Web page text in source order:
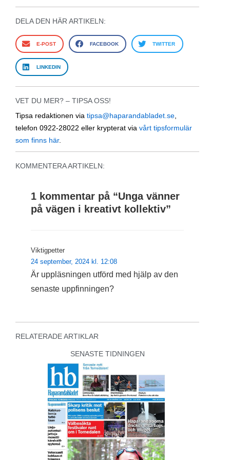
DELA DEN HÄR ARTIKELN:
E-POST FACEBOOK TWITTER
LINKEDIN
VET DU MER? – TIPSA OSS!
Tipsa redaktionen via tipsa@haparandabladet.se
telefon 0922-28022 eller krypterat via vårt tipsformulär
som finns här.
KOMMENTERA ARTIKELN:
1 kommentar på “Unga vänner
på vägen i kreativt kollektiv”
Viktigpetter
24 september, 2024 kl. 12:08
Är uppläsningen utförd med hjälp av den
senaste uppfinningen?
RELATERADE ARTIKLAR
SENASTE TIDNINGEN